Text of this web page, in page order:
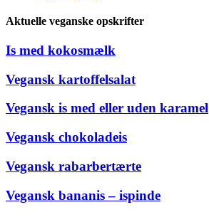
Aktuelle veganske opskrifter
Is med kokosmælk
Vegansk kartoffelsalat
Vegansk is med eller uden karamel
Vegansk chokoladeis
Vegansk rabarbertærte
Vegansk bananis – ispinde